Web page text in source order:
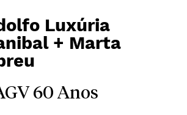
Luxúria
+ Marta
60 Anos